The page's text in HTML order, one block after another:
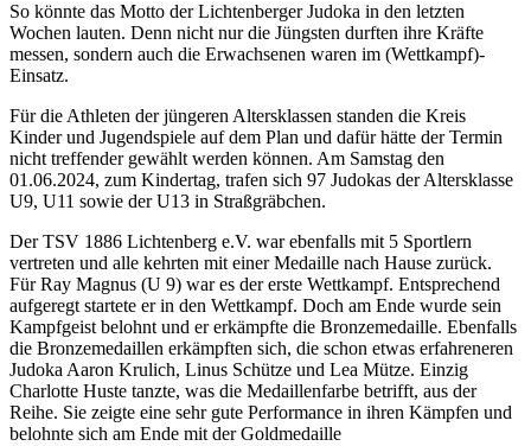
So könnte das Motto der Lichtenberger Judoka in den letzten
Wochen lauten. Denn nicht nur die Jüngsten durften ihre Kräfte
messen, sondern auch die Erwachsenen waren im (Wettkampf)-
Einsatz.
Für die Athleten der jüngeren Altersklassen standen die Kreis
Kinder und Jugendspiele auf dem Plan und dafür hätte der Termin
nicht treffender gewählt werden können. Am Samstag den
01.06.2024, zum Kindertag, trafen sich 97 Judokas der Altersklasse
U9, U11 sowie der U13 in Straßgräbchen.
Der TSV 1886 Lichtenberg e.V. war ebenfalls mit 5 Sportlern
vertreten und alle kehrten mit einer Medaille nach Hause zurück.
Für Ray Magnus (U 9) war es der erste Wettkampf. Entsprechend
aufgeregt startete er in den Wettkampf. Doch am Ende wurde sein
Kampfgeist belohnt und er erkämpfte die Bronzemedaille. Ebenfalls
die Bronzemedaillen erkämpften sich, die schon etwas erfahreneren
Judoka Aaron Krulich, Linus Schütze und Lea Mütze. Einzig
Charlotte Huste tanzte, was die Medaillenfarbe betrifft, aus der
Reihe. Sie zeigte eine sehr gute Performance in ihren Kämpfen und
belohnte sich am Ende mit der Goldmedaille